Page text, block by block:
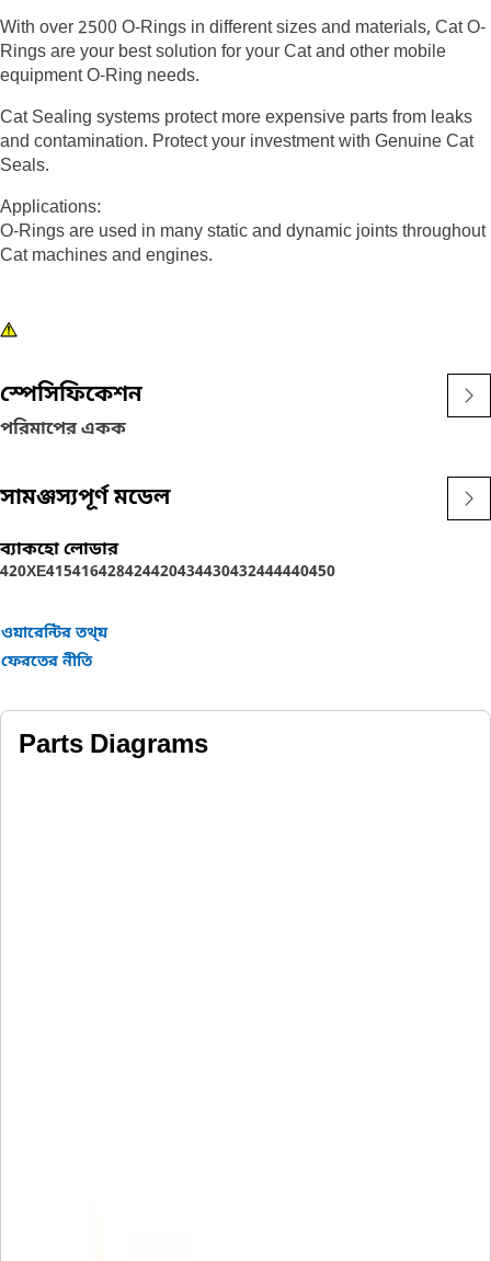
With over 2500 O-Rings in different sizes and materials, Cat O-
Rings are your best solution for your Cat and other mobile
equipment O-Ring needs.
Cat Sealing systems protect more expensive parts from leaks
and contamination. Protect your investment with Genuine Cat
Seals.
Applications:
O-Rings are used in many static and dynamic joints throughout
Cat machines and engines.
স্পেসিফিকেশন
পরিমাপের একক
সামঞ্জস্যপূর্ণ মডেল
ব্যাকহো লোডার
420XE415416428424420434430432444440450
ওয়ারেন্টির তথ্য়
ফেরতের নীতি
Parts Diagrams